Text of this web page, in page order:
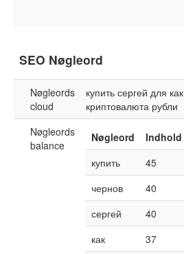
SEO Nøgleord
Nøgleords
cloud
купить сергей для как
криптовалюта рубли
Nøgleords
balance
Nøgleord Indhold
купить
45
чернов
40
сергей
40
как
37